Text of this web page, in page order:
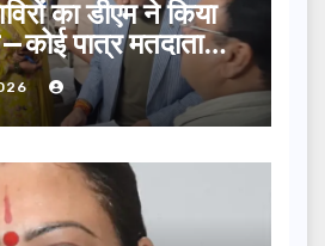
का डीएम ने किया
पात्र मतदाता